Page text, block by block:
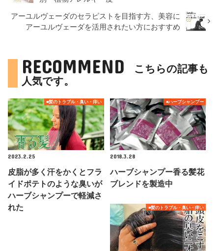
アーユルヴェーダのセラピストを目指す方、美容に
アーユルヴェーダを活用されたい方におすすめ
RECOMMEND
こちらの記事も
人気です。
■髪のトラブル・臭い・痒い
2023.2.25
皮脂が多く汗をかくとフラ
イドポテトのような臭いが
ハーブシャンプーで軽減さ
れた
■ハーブシャンプー
2018.3.28
ハーブシャンプー香る髪花
ブレンドを製造中
■髪のトラブル・臭い・痒い